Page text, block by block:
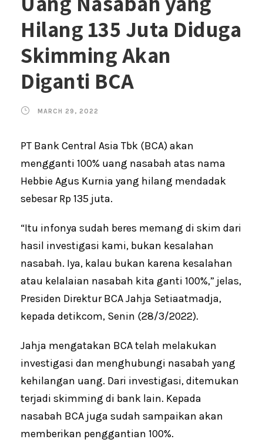
Hilang 135 Juta Diduga
Skimming Akan
Diganti BCA
MARCH 29, 2022
PT Bank Central Asia Tbk (BCA) akan
mengganti 100% uang nasabah atas nama
Hebbie Agus Kurnia yang hilang mendadak
sebesar Rp 135 juta.
“Itu infonya sudah beres memang di skim dari
hasil investigasi kami, bukan kesalahan
nasabah. Iya, kalau bukan karena kesalahan
atau kelalaian nasabah kita ganti 100%,” jelas,
Presiden Direktur BCA Jahja Setiaatmadja,
kepada detikcom, Senin (28/3/2022).
Jahja mengatakan BCA telah melakukan
investigasi dan menghubungi nasabah yang
kehilangan uang. Dari investigasi, ditemukan
terjadi skimming di bank lain. Kepada
nasabah BCA juga sudah sampaikan akan
memberikan penggantian 100%.